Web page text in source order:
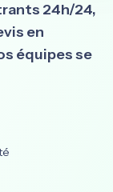
24h/24,
en
équipes se